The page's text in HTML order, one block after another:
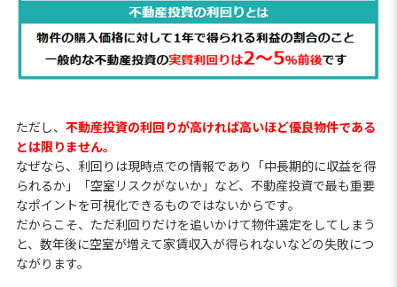
ただし、 不動産投資の利回りが高ければ高いほど優良物件である
とは限りません。
なぜなら、利回りは現時点での情報であり「中長期的に収益を得
られるか」「空室リスクがないか」など、不動産投資で最も重要
なポイントを可視化できるものではないからです。
だからこそ、ただ利回りだけを追いかけて物件選定をしてしまう
と、数年後に空室が増えて家賃収入が得られないなどの失敗につ
ながります。